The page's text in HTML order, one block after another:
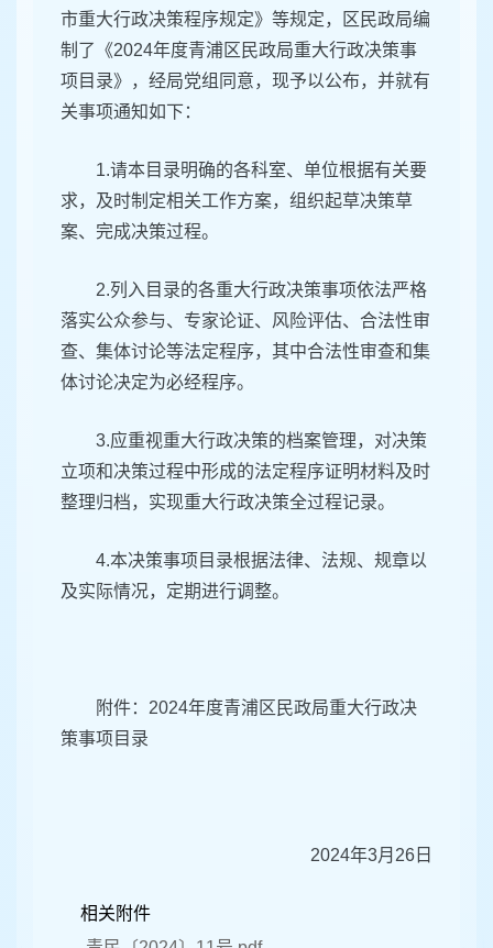
市重大行政决策程序规定》等规定，区民政局编
制了《2024年度青浦区民政局重大行政决策事
项目录》，经局党组同意，现予以公布，并就有
关事项通知如下：
1.请本目录明确的各科室、单位根据有关要
求，及时制定相关工作方案，组织起草决策草
案、完成决策过程。
2.列入目录的各重大行政决策事项依法严格
落实公众参与、专家论证、风险评估、合法性审
查、集体讨论等法定程序，其中合法性审查和集
体讨论决定为必经程序。
3.应重视重大行政决策的档案管理，对决策
立项和决策过程中形成的法定程序证明材料及时
整理归档，实现重大行政决策全过程记录。
4.本决策事项目录根据法律、法规、规章以
及实际情况，定期进行调整。
附件：2024年度青浦区民政局重大行政决
策事项目录
2024年3月26日
相关附件